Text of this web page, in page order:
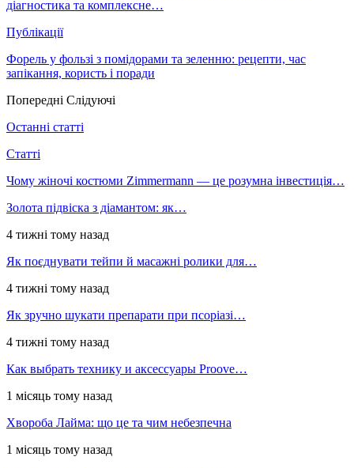
діагностика та комплексне…
Публікації
Форель у фользі з помідорами та зеленню: рецепти, час
запікання, користь і поради
Попередні Слідуючі
Останні статті
Статті
Чому жіночі костюми Zimmermann — це розумна інвестиція…
Золота підвіска з діамантом: як…
4 тижні тому назад
Як поєднувати тейпи й масажні ролики для…
4 тижні тому назад
Як зручно шукати препарати при псоріазі…
4 тижні тому назад
Как выбрать технику и аксессуары Proove…
1 місяць тому назад
Хвороба Лайма: що це та чим небезпечна
1 місяць тому назад